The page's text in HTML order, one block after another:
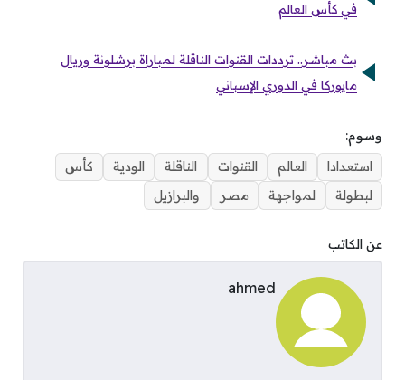
في كأس العالم
بث مباشر.. ترددات القنوات الناقلة لمباراة برشلونة وريال
مايوركا في الدوري الإسباني
وسوم:
استعدادا
العالم القنوات الناقلة الودية
كأس
لبطولة
لمواجهة مصر والبرازيل
عن الكاتب
ahmed